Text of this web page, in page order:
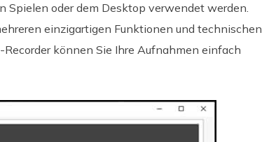
Spielen oder dem Desktop verwendet werden.
einzigartigen Funktionen und technischen
können Sie Ihre Aufnahmen einfach